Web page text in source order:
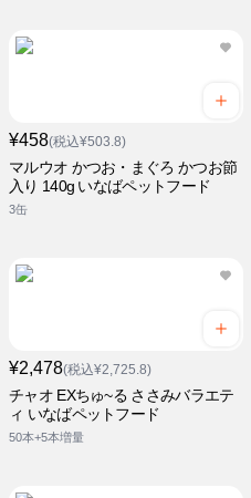
¥458(税込¥503.8)
マルウオ かつお・まぐろ かつお節
入り 140g いなばペットフード
3缶
¥2,478(税込¥2,725.8)
チャオ EXちゅ~る ささみバラエテ
ィ いなばペットフード
50本+5本増量